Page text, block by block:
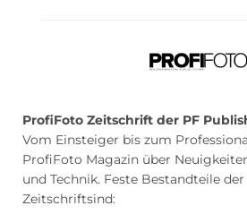
ProfiFoto Zeitschrift der PF
Vom Einsteiger bis zum
ProfiFoto Magazin über
und Technik. Feste Bestandteile
Zeitschriftsind: